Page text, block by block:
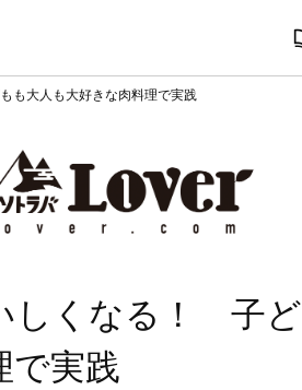
も大人も大好きな肉料理で実践
しくなる！ 子ど
で実践